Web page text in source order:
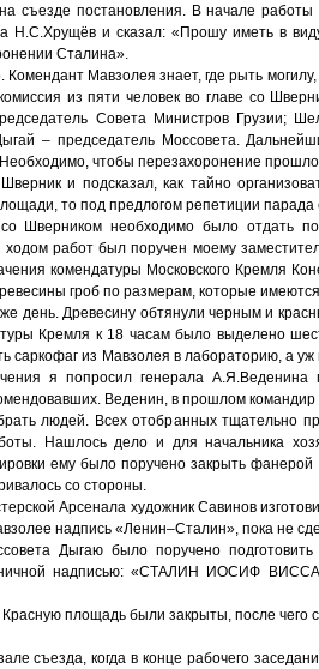
съезде постановления. В начале
Н.С.Хрущёв и сказал: «Прошу иметь в
Сталина».
Комендант Мавзолея знает, где рыть
из пяти человек во главе со
Совета Министров Грузии;
– председатель Моссовета.
чтобы перезахоронение
и подсказал, как тайно
то под предлогом репетиции парада
Шверником необходимо было отдать
работ был поручен моему
комендатуры Московского Кремля
гроб по размерам, которые
день. Древесину обтянули черным и
Кремля к 18 часам было выделено
саркофаг из Мавзолея в лабораторию, а
я попросил генерала
Веденин, в прошлом командир
людей. Всех отобранных тщательно
Нашлось дело и для начальника
ему было поручено закрыть
со стороны.
Арсенала художник Савинов
надпись «Ленин–Сталин», пока не
Дыгаю было поручено
надписью: «СТАЛИН ИОСИФ
площадь были закрыты, после чего
съезда, когда в конце рабочего